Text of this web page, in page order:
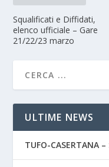
Squalificati e Diffidati,
elenco ufficiale – Gare
21/22/23 marzo
ULTIME NEWS
TUFO-